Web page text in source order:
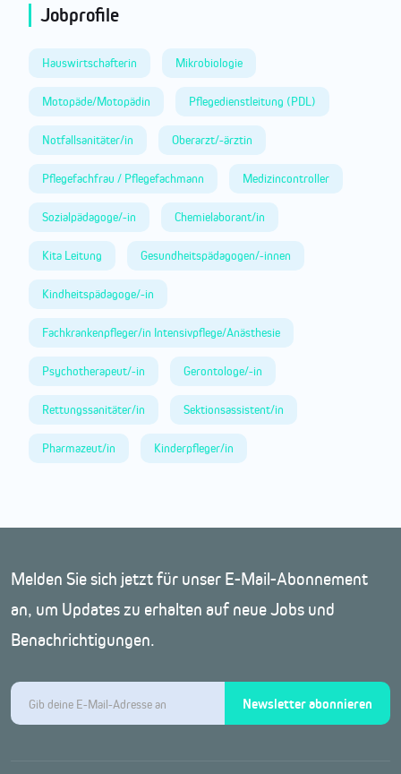
Jobprofile
Hauswirtschafterin Mikrobiologie
Motopäde/Motopädin Pflegedienstleitung (PDL)
Notfallsanitäter/in Oberarzt/-ärztin
Pflegefachfrau / Pflegefachmann Medizincontroller
Sozialpädagoge/-in Chemielaborant/in
Kita Leitung Gesundheitspädagogen/-innen
Kindheitspädagoge/-in
Fachkrankenpfleger/in Intensivpflege/Anästhesie
Psychotherapeut/-in Gerontologe/-in
Rettungssanitäter/in Sektionsassistent/in
Pharmazeut/in Kinderpfleger/in
Melden Sie sich jetzt für unser E-Mail-Abonnement
an, um Updates zu erhalten auf neue Jobs und
Benachrichtigungen.
Newsletter abonnieren